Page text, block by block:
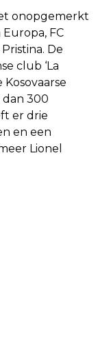
onopgemerkt
FC
De
club ‘La
Kosovaarse
300
er drie
en een
Lionel